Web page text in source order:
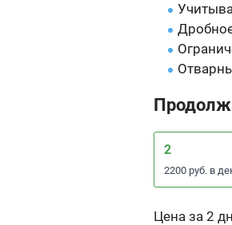
2
2200 руб. в
Цена за 2